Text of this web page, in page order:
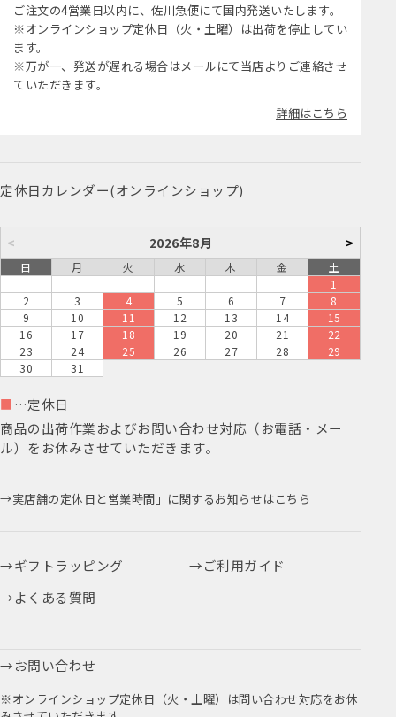
ご注文の4営業日以内に、佐川急便にて国内発送いたします。
※オンラインショップ定休日（火・土曜）は出荷を停止してい
ます。
※万が一、発送が遅れる場合はメールにて当店よりご連絡させ
ていただきます。
詳細はこちら
定休日カレンダー(オンラインショップ)
< 2026年8月 >
日 月 火 水 木 金
土
1
2
3 4 5 6 7
8
9
10 11 12 13 14
15
16
17 18 19 20 21
22
23
24 25 26 27 28
29
30
31
■ …定休日
商品の出荷作業およびお問い合わせ対応（お電話・メー
ル）をお休みさせていただきます。
実店舗の定休日と営業時間」に関するお知らせはこちら
ギフトラッピング
ご利用ガイド
よくある質問
お問い合わせ
※オンラインショップ定休日（火・土曜）は問い合わせ対応をお休